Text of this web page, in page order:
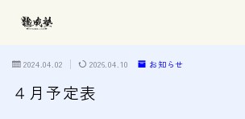
MENU
2024.04.02 2026.04.10 お知らせ
４月予定表